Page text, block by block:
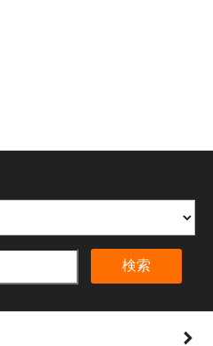
検索